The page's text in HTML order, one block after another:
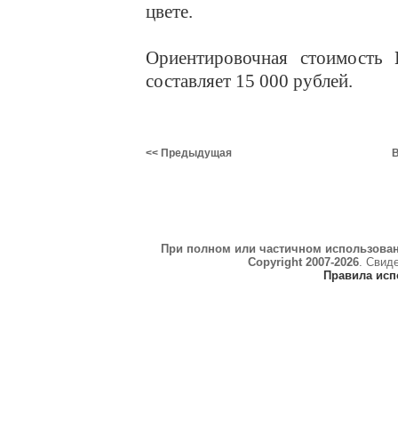
цвете.
Ориентировочная стоимость
составляет 15 000 рублей.
<< Предыдущая
При полном или частичном
Copyright 2007-2026.
Правила